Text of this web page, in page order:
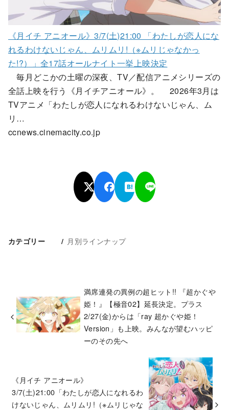
《月イチ アニオール》3/7(土)21:00 「わたしが恋人にな
れるわけないじゃん、ムリムリ!（※ムリじゃなかっ
た!?）」全17話オールナイト一挙上映決定
毎月どこかの土曜の深夜、TV／配信アニメシリーズの
全話上映を行う《月イチアニオール》。 2026年3月は
TVアニメ「わたしが恋人になれるわけないじゃん、ム
リ…
ccnews.cinemacity.co.jp
カテゴリー 月別ラインナップ
満席連発の異例の超ヒット!! 『超かぐや
姫！』【極音02】延長決定。プラス
2/27(金)からは「ray 超かぐや姫！
Version」も上映。みんなが望むハッピ
ーのその先へ
《月イチ アニオール》
3/7(土)21:00「わたしが恋人になれるわ
けないじゃん、ムリムリ!（※ムリじゃな